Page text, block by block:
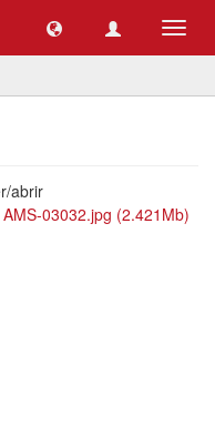
abrir
AMS-03032.jpg (2.421Mb)